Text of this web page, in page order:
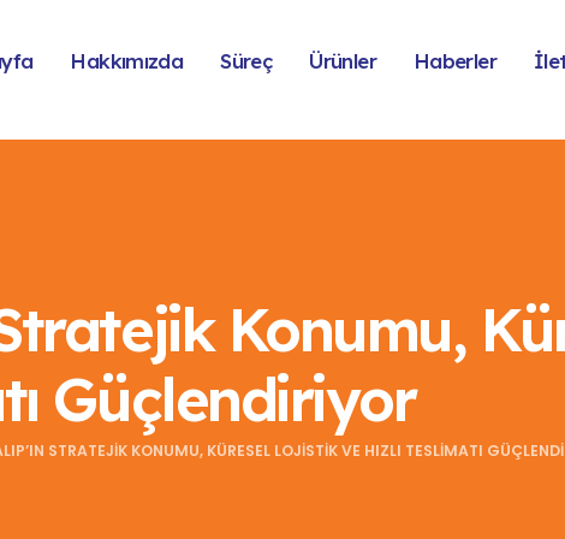
Hakkımızda Süreç Ürünler Haberler
Stratejik Konumu,
Güçlendiriyor
STRATEJIK KONUMU, KÜRESEL LOJISTIK VE HIZLI TESLIMATI